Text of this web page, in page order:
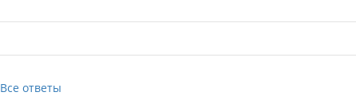
Все ответы